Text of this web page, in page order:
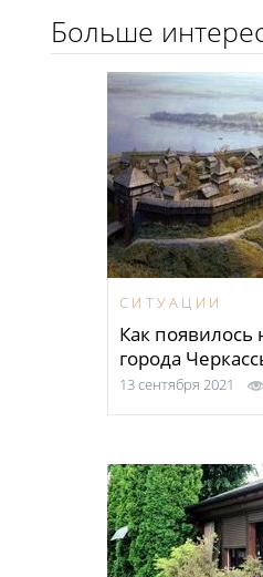
Больше
СИТУАЦИИ
Как появилось
города
13 сентября 2021